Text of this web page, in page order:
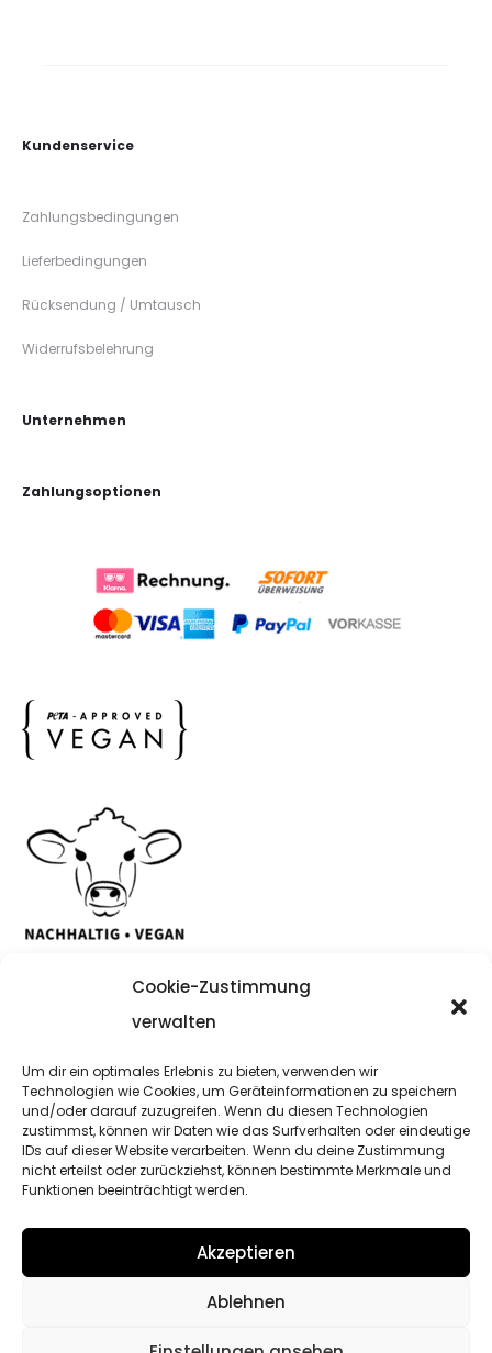
Cookie-Zustimmung
verwalten
Um dir ein optimales Erlebnis zu bieten, verwenden wir
Technologien wie Cookies, um Geräteinformationen zu speichern
und/oder darauf zuzugreifen. Wenn du diesen Technologien
zustimmst, können wir Daten wie das Surfverhalten oder eindeutige
IDs auf dieser Website verarbeiten. Wenn du deine Zustimmung
nicht erteilst oder zurückziehst, können bestimmte Merkmale und
Funktionen beeinträchtigt werden.
Akzeptieren
Ablehnen
Kundenservice
Zahlungsbedingungen
Lieferbedingungen
Rücksendung / Umtausch
Widerrufsbelehrung
Unternehmen
Zahlungsoptionen
Copyright Noanifashion © 2021
Impressum
Datenschutzerklärung
AGB
Streitbeilegung